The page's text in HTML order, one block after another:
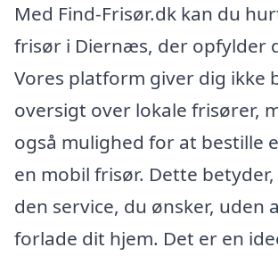
Med Find-Frisør.dk kan du
frisør i Diernæs, der opfylder
Vores platform giver dig ikke
oversigt over lokale frisører,
også mulighed for at bestille
en mobil frisør. Dette
den service, du ønsker, uden
forlade dit hjem. Det er en